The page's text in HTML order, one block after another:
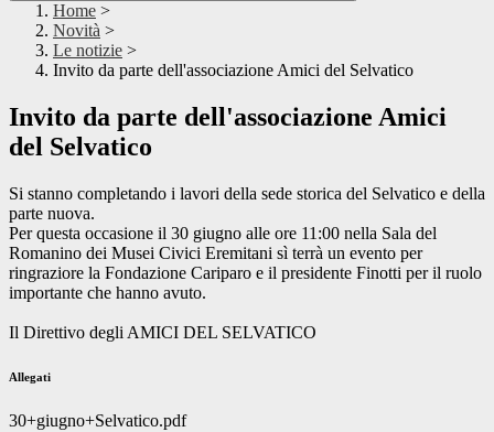
Home >
Novità >
Le notizie >
Invito da parte dell'associazione Amici del Selvatico
Invito da parte dell'associazione Amici
del Selvatico
Si stanno completando i lavori della sede storica del Selvatico e della
parte nuova.
Per questa occasione il 30 giugno alle ore 11:00 nella Sala del
Romanino dei Musei Civici Eremitani sì terrà un evento per
ringraziore la Fondazione Cariparo e il presidente Finotti per il ruolo
importante che hanno avuto.
Il Direttivo degli AMICI DEL SELVATICO
Allegati
30+giugno+Selvatico.pdf